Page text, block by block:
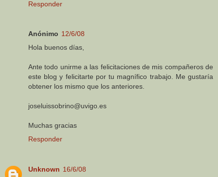
Responder
Anónimo 12/6/08
Hola buenos días,
Ante todo unirme a las felicitaciones de mis compañeros de
este blog y felicitarte por tu magnífico trabajo. Me gustaría
obtener los mismo que los anteriores.
joseluissobrino@uvigo.es
Muchas gracias
Responder
Unknown 16/6/08